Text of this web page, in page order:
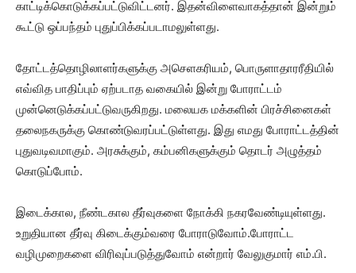
காட்டிக்கொடுக்கப்பட்டுவிட்டனர். இதன்விளைவாகத்தான் இன்றும்
கூட்டு ஒப்பந்தம் புதுப்பிக்கப்படாமலுள்ளது.
தோட்டத்தொழிலாளர்களுக்கு அசெளகரியம், பொருளாதாரரீதியில்
எவ்வித பாதிப்பும் ஏற்படாத வகையில் இன்று போராட்டம்
முன்னெடுக்கப்பட்டுவருகிறது. மலையக மக்களின் பிரச்சினைகள்
தலைநகருக்கு கொண்டுவரப்பட்டுள்ளது. இது எமது போராட்டத்தின்
புதுவடிவமாகும். அரசுக்கும், கம்பனிகளுக்கும் தொடர் அழுத்தம்
கொடுப்போம்.
இடைக்கால, நீண்டகால தீர்வுகளை நோக்கி நகரவேண்டியுள்ளது.
உறுதியான தீர்வு கிடைக்கும்வரை போராடுவோம்.போராட்ட
வழிமுறைகளை விரிவுப்படுத்துவோம் என்றார் வேலுகுமார் எம்.பி.